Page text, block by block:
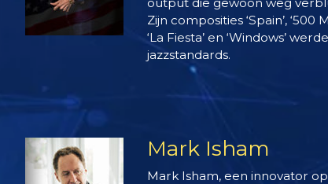
Zijn composities ‘Spain’, ‘500
‘La Fiesta’ en ‘Windows’
jazzstandards.
Mark Isham
Mark Isham, een innovator